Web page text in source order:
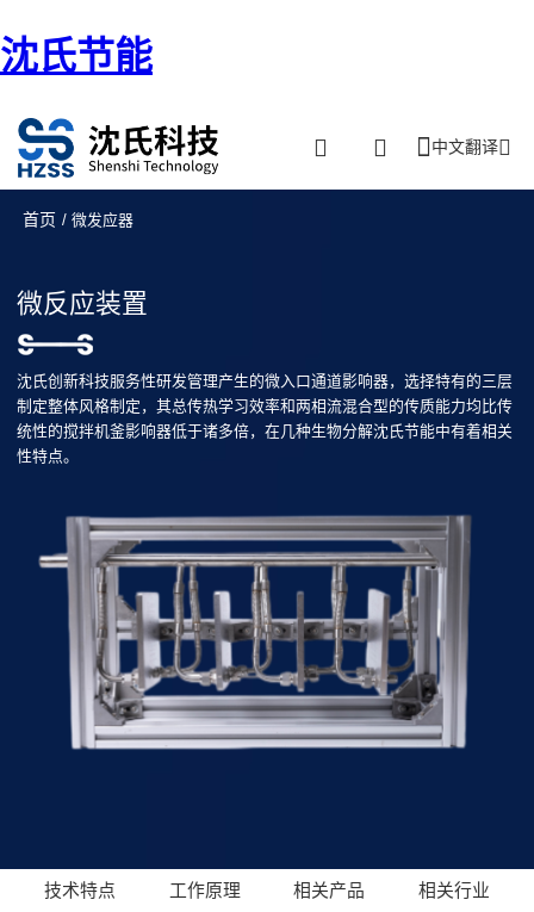
沈氏节能
中文翻译
首页 / 微发应器
微反应装置
沈氏创新科技服务性研发管理产生的微入口通道影响器，选择特有的三层
制定整体风格制定，其总传热学习效率和两相流混合型的传质能力均比传
统性的搅拌机釜影响器低于诸多倍，在几种生物分解沈氏节能中有着相关
性特点。
技术特点 工作原理 相关产品 相关行业